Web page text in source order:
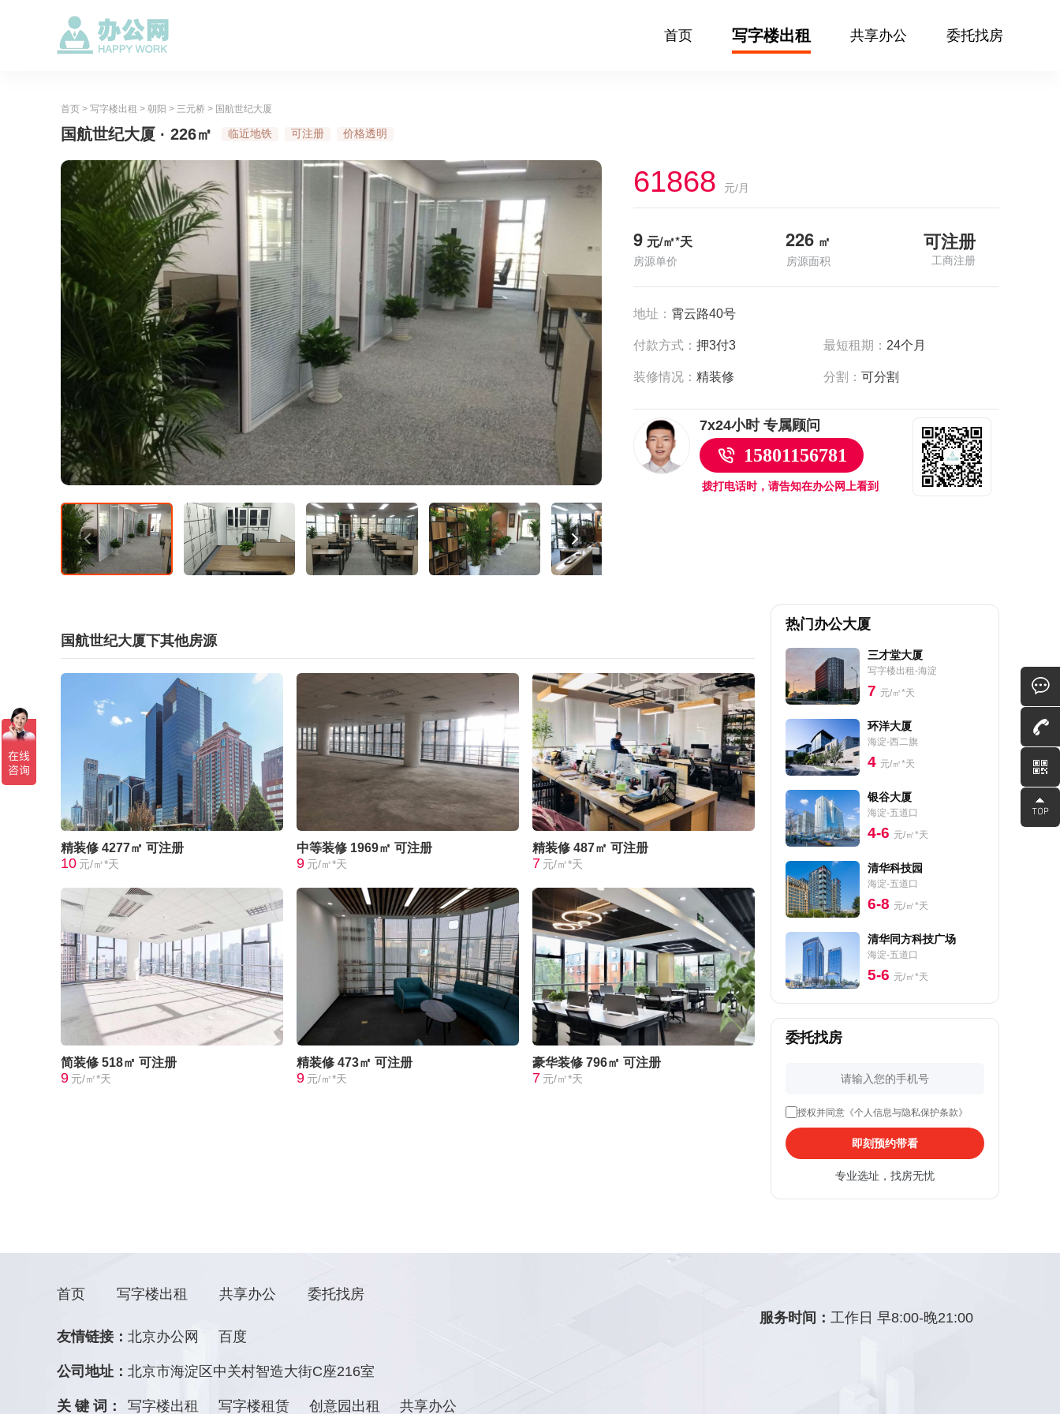
首页 写字楼出租 共享办公 委托找房
首页 > 写字楼出租 > 朝阳 > 三元桥 > 国航世纪大厦
国航世纪大厦 · 226㎡ 临近地铁 可注册 价格透明
61868 元/月
9 元/㎡*天
房源单价
226 ㎡
房源面积
可注册
工商注册
地址： 霄云路40号
付款方式： 押3付3 最短租期： 24个月
装修情况： 精装修 分割：可分割
7x24小时 专属顾问
15801156781
拨打电话时，请告知在办公网上看到
国航世纪大厦下其他房源
精装修 4277㎡ 可注册
10 元/㎡*天
中等装修 1969㎡ 可注册
9 元/㎡*天
精装修 487㎡ 可注册
7 元/㎡*天
简装修 518㎡ 可注册
9 元/㎡*天
精装修 473㎡ 可注册
9 元/㎡*天
豪华装修 796㎡ 可注册
7 元/㎡*天
热门办公大厦
三才堂大厦
写字楼出租-海淀
7 元/㎡*天
环洋大厦
海淀-西二旗
4 元/㎡*天
银谷大厦
海淀-五道口
4-6 元/㎡*天
清华科技园
海淀-五道口
6-8 元/㎡*天
清华同方科技广场
海淀-五道口
5-6 元/㎡*天
委托找房
授权并同意《个人信息与隐私保护条款》
即刻预约带看
专业选址，找房无忧
首页 写字楼出租 共享办公 委托找房
友情链接： 北京办公网 百度
公司地址： 北京市海淀区中关村智造大街C座216室
关 键 词： 写字楼出租 写字楼租赁 创意园出租 共享办公
服务时间：工作日 早8:00-晚21:00